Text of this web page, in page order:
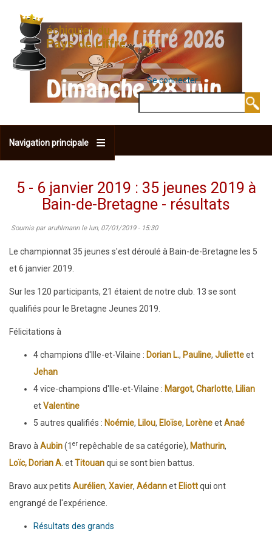
contenu
principal
MENU DU
Se connecter
Navigation principale
5 - 6 janvier 2019 : 35 jeunes 2019 à
Bain-de-Bretagne - résultats
Soumis par aruhlmannle lun, 07/01/2019 - 15:30
Le championnat 35 jeunes s'est déroulé à Bain-de-Bretagne les 5
et 6 janvier 2019.
Sur les 120 participants, 21 étaient de notre club. 13 se sont
qualifiés pour le Bretagne Jeunes 2019.
Félicitations à
4 champions d'Ille-et-Vilaine : Dorian L., Pauline, Julietteet
Jehan
4 vice-champions d'Ille-et-Vilaine : Margot, Charlotte, Lilian
etValentine
5 autres qualifiés : Noémie, Lilou, Eloïse, LorèneetAnaé
Bravo à Aubin(1 er repêchable de sa catégorie), Mathurin,
Loïc, Dorian A.etTitouanqui se sont bien battus.
Bravo aux petits Aurélien, Xavier, Aédannet Eliottqui ont
engrangé de l'expérience.
Résultats des grands